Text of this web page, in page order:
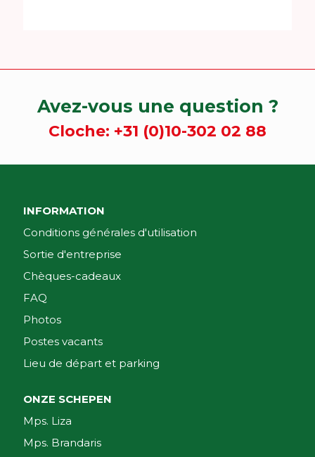
Avez-vous une question ?
Cloche: +31 (0)10-302 02 88
INFORMATION
Conditions générales d'utilisation
Sortie d'entreprise
Chèques-cadeaux
FAQ
Photos
Postes vacants
Lieu de départ et parking
ONZE SCHEPEN
Mps. Liza
Mps. Brandaris